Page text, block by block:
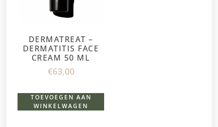
DERMATREAT –
DERMATITIS FACE
CREAM 50 ML
€63,00
TOEVOEGEN AAN
WINKELWAGEN